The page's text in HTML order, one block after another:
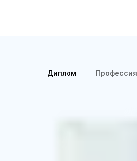
Диплом Профессия